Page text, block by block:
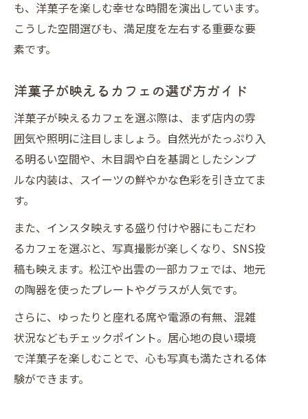
も、洋菓子を楽しむ幸せな時間を演出しています。
こうした空間選びも、満足度を左右する重要な要
素です。
洋菓子が映えるカフェの選び方ガイド
洋菓子が映えるカフェを選ぶ際は、まず店内の雰
囲気や照明に注目しましょう。自然光がたっぷり入
る明るい空間や、木目調や白を基調としたシンプ
ルな内装は、スイーツの鮮やかな色彩を引き立てま
す。
また、インスタ映えする盛り付けや器にもこだわ
るカフェを選ぶと、写真撮影が楽しくなり、SNS投
稿も映えます。松江や出雲の一部カフェでは、地元
の陶器を使ったプレートやグラスが人気です。
さらに、ゆったりと座れる席や電源の有無、混雑
状況などもチェックポイント。居心地の良い環境
で洋菓子を楽しむことで、心も写真も満たされる体
験ができます。